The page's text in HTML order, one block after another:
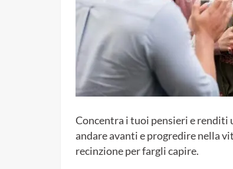
Concentra i tuoi pensieri e renditi
andare avanti e progredire nella
recinzione per fargli capire.